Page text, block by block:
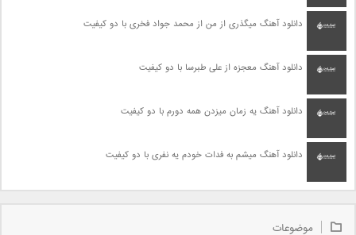
دانلود آهنگ میگذری از من از محمد جواد فخری با دو کیفیت
دانلود آهنگ معجزه از علی طبرسا با دو کیفیت
دانلود آهنگ یه زمان میزدن همه دورم با دو کیفیت
دانلود آهنگ میشم به فدات خودم یه نفری با دو کیفیت
موضوعات